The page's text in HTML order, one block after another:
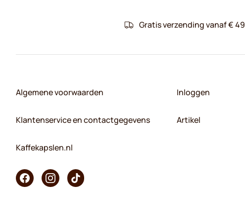
Gratis verzending vanaf € 49
Algemene voorwaarden
Klantenservice en contactgegevens
Kaffekapslen.nl
Inloggen
Artikel